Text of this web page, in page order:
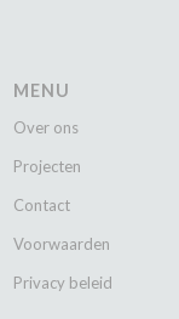
MENU
Over ons
Projecten
Contact
Voorwaarden
Privacy beleid